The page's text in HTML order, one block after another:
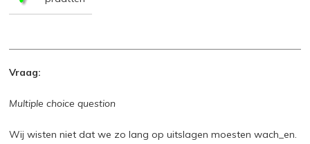
Vraag:
Multiple choice question
Wij wisten niet dat we zo lang op uitslagen moesten wach_en.